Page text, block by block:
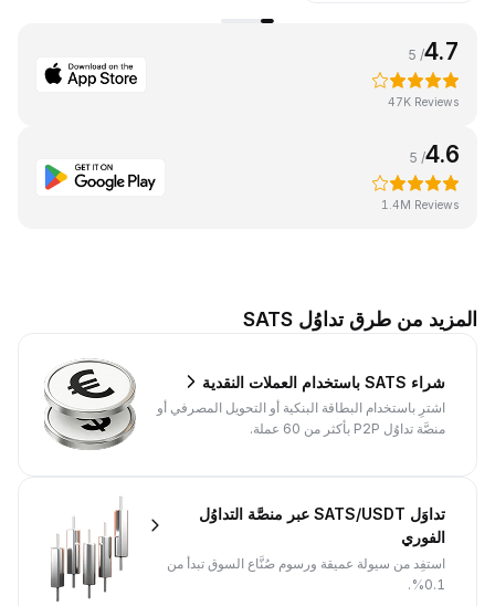
4.7
/ 5
47K Reviews
4.6
/ 5
1.4M Reviews
المزيد من طرق تداوُل SATS
شراء SATS باستخدام العملات النقدية
اشترِ باستخدام البطاقة البنكية أو التحويل المصرفي أو
منصَّة تداوُل P2P بأكثر من 60 عملة.
تداوَل SATS/USDT عبر منصَّة التداوُل
الفوري
استفِد من سيولة عميقة ورسوم صُنَّاع السوق تبدأ من
0.1%.